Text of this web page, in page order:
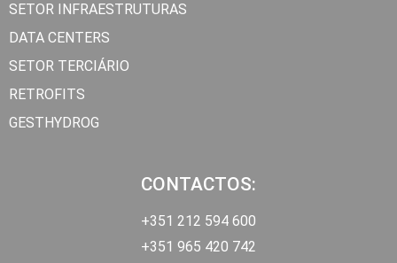
SETOR INFRAESTRUTURAS
DATA CENTERS
SETOR TERCIÁRIO
RETROFITS
GESTHYDROG
CONTACTOS:
+351 212 594 600
+351 965 420 742